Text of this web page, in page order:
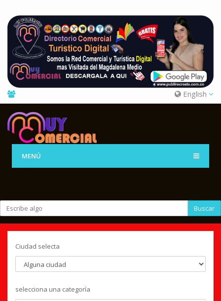
English
MENÚ
Buscar
Ciudad selecta
selecciona una categoría